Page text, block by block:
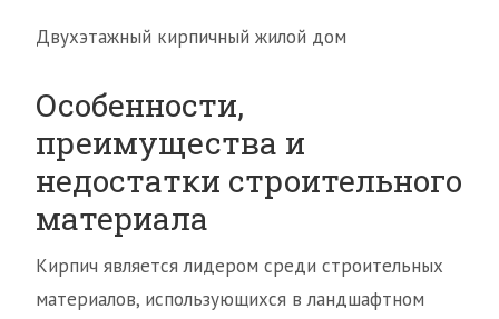
Двухэтажный кирпичный жилой дом
Особенности,
преимущества и
недостатки строительного
материала
Кирпич является лидером среди строительных
материалов, использующихся в ландшафтном